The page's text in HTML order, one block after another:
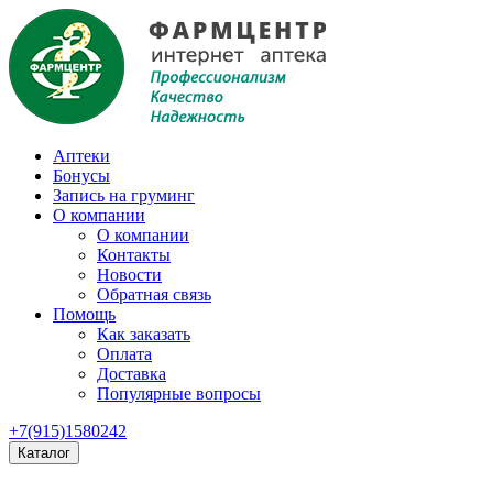
Аптеки
Бонусы
Запись на груминг
О компании
О компании
Контакты
Новости
Обратная связь
Помощь
Как заказать
Оплата
Доставка
Популярные вопросы
+7(915)1580242
Каталог